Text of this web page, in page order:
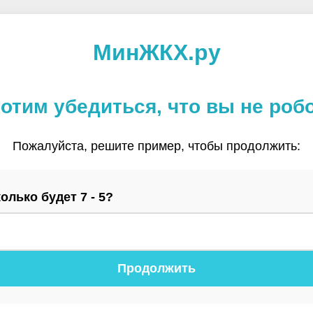
МинЖКХ.ру
убедиться, что вы не
Пожалуйста, решите пример, чтобы продолжить:
будет 7 - 5?
Продолжить